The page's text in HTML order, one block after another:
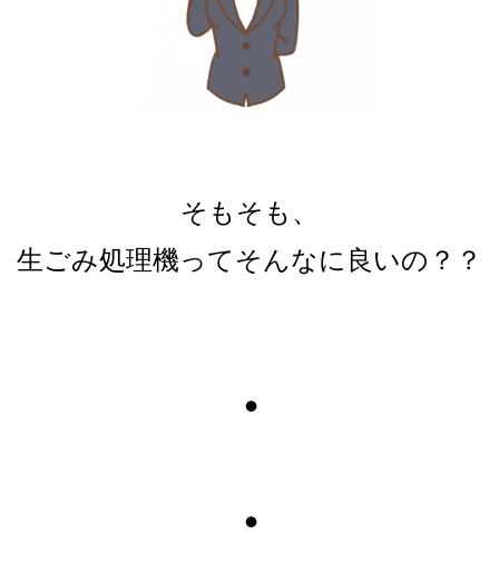
そもそも、
生ごみ処理機ってそんなに良いの？？
・
・